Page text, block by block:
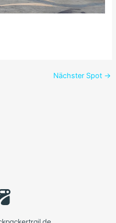
Nächster Spot →